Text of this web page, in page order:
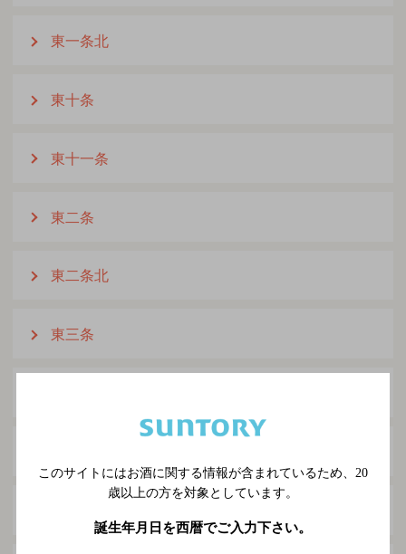
東一条北
東十条
東十一条
東二条
東二条北
東三条
このサイトにはお酒に関する情報が含まれているため、 20
歳以上の方を対象としています。
誕生年月日を西暦でご入力下さい。